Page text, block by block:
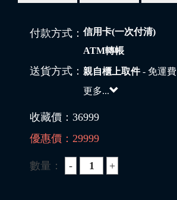
付款方式： 信用卡(一次付清)
ATM轉帳
送貨方式： 親自櫃上取件- 免運費
更多...
收藏價： 36999
優惠價： 29999
數量：